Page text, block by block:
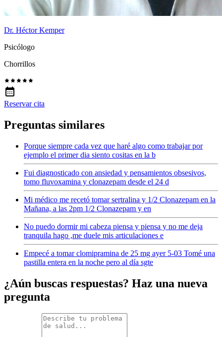
Dr. Héctor Kemper
Psicólogo
Chorrillos
Reservar cita
Preguntas similares
Porque siempre cada vez que haré algo como trabajar por
ejemplo el primer dia siento cositas en la b
Fui diagnosticado con ansiedad y pensamientos obsesivos,
tomo fluvoxamina y clonazepam desde el 24 d
Mi médico me recetó tomar sertralina y 1/2 Clonazepam en la
Mañana, a las 2pm 1/2 Clonazepam y en
No puedo dormir mi cabeza piensa y piensa y no me deja
tranquila hago ,me duele mis articulaciones e
Empecé a tomar clomipramina de 25 mg ayer 5-03 Tomé una
pastilla entera en la noche pero al día sgte
¿Aún buscas respuestas? Haz una nueva
pregunta